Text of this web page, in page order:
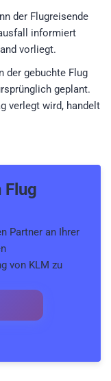
der Flugreisende
informiert
vorliegt.
der gebuchte Flug
geplant.
verlegt wird, handelt
Flug
Partner an Ihrer
von KLM zu